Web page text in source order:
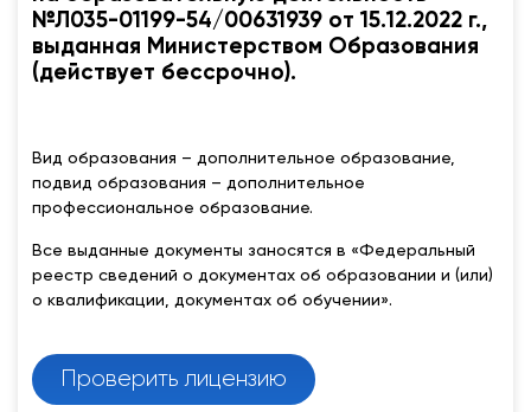
№Л035-01199-54/00631939 от 15.12.2022 г.,
выданная Министерством Образования
(действует бессрочно).
Вид образования – дополнительное образование,
подвид образования – дополнительное
профессиональное образование.
Все выданные документы заносятся в «Федеральный
реестр сведений о документах об образовании и (или)
о квалификации, документах об обучении».
Проверить лицензию